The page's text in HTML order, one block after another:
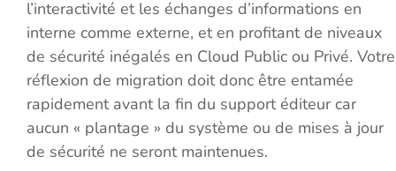
l’interactivité et les échanges d’informations en
interne comme externe, et en profitant de niveaux
de sécurité inégalés en Cloud Public ou Privé. Votre
réflexion de migration doit donc être entamée
rapidement avant la fin du support éditeur car
aucun « plantage » du système ou de mises à jour
de sécurité ne seront maintenues.